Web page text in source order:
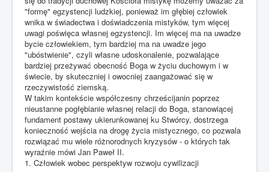
"formę" egzystencji ludzkiej, ponieważ im głębiej człowiek
wnika w świadectwa i doświadczenia mistyków, tym więcej
uwagi poświęca własnej egzystencji. Im więcej ma na uwadze
bycie człowiekiem, tym bardziej ma na uwadze jego
"ubóstwienie", czyli własne udoskonalenie, pozwalające
bardziej przeżywać obecność Boga w życiu duchowym i w
świecie, by skuteczniej i owocniej zaangażować się w
rzeczywistość ziemską.
W takim kontekście współczesny chrześcijanin poprzez
nieustanne pogłębianie własnej relacji do Boga, stanowiącej
fundament postawy ukierunkowanej ku Stwórcy, dostrzega
konieczność wejścia na drogę życia mistycznego, co pozwala
rozwiązać mu wiele różnorodnych kryzysów - o których tak
wyraźnie mówi Jan Paweł II.
1. Człowiek wobec perspektyw rozwoju cywilizacji